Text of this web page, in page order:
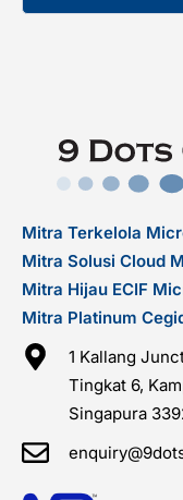
Mitra Terkelola
Mitra Solusi Cloud
Mitra Hijau ECIF
Mitra Platinum
1 Kallang
Tingkat 6,
Singapura